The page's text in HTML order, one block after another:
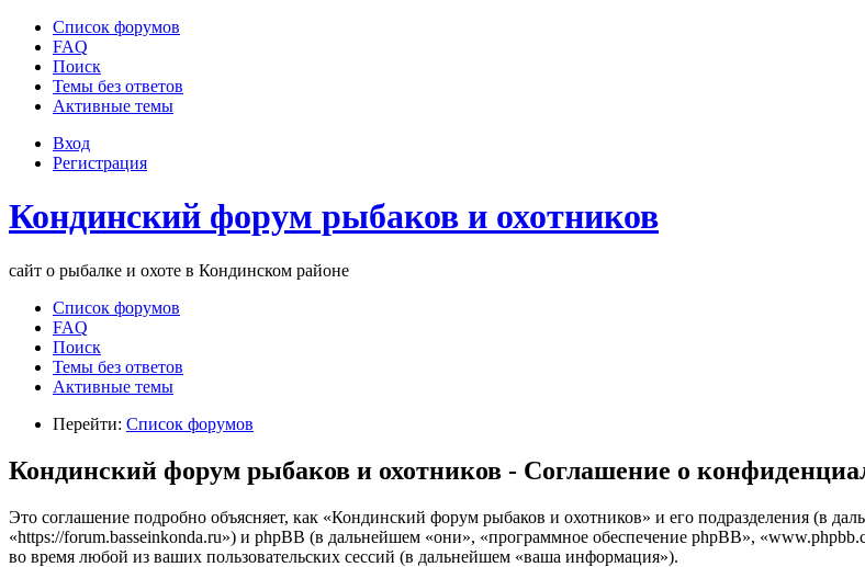
Список форумов
FAQ
Поиск
Темы без ответов
Активные темы
Вход
Регистрация
Кондинский форум рыбаков и охотников
сайт о рыбалке и охоте в Кондинском районе
Список форумов
FAQ
Поиск
Темы без ответов
Активные темы
Перейти: Список форумов
Кондинский форум рыбаков и охотников - Соглашение о
Это соглашение подробно объясняет, как «Кондинский форум рыбаков и охотников» и его подразделения (в
«https://forum.basseinkonda.ru») и phpBB (в дальнейшем «они», «программное обеспечение phpBB»,
во время любой из ваших пользовательских сессий (в дальнейшем «ваша информация»).